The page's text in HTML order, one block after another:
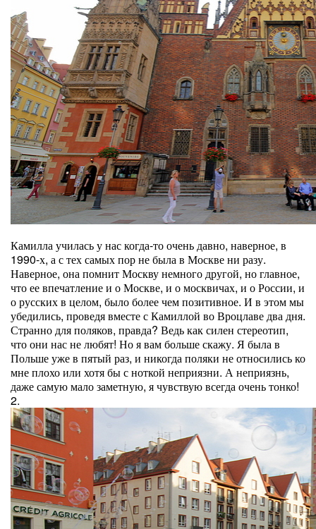
Камилла училась у нас когда-то очень давно, наверное, в
1990-х, а с тех самых пор не была в Москве ни разу.
Наверное, она помнит Москву немного другой, но главное,
что ее впечатление и о Москве, и о москвичах, и о России, и
о русских в целом, было более чем позитивное. И в этом мы
убедились, проведя вместе с Камиллой во Вроцлаве два дня.
Странно для поляков, правда? Ведь как силен стереотип,
что они нас не любят! Но я вам больше скажу. Я была в
Польше уже в пятый раз, и никогда поляки не относились ко
мне плохо или хотя бы с ноткой неприязни. А неприязнь,
даже самую мало заметную, я чувствую всегда очень тонко!
2.